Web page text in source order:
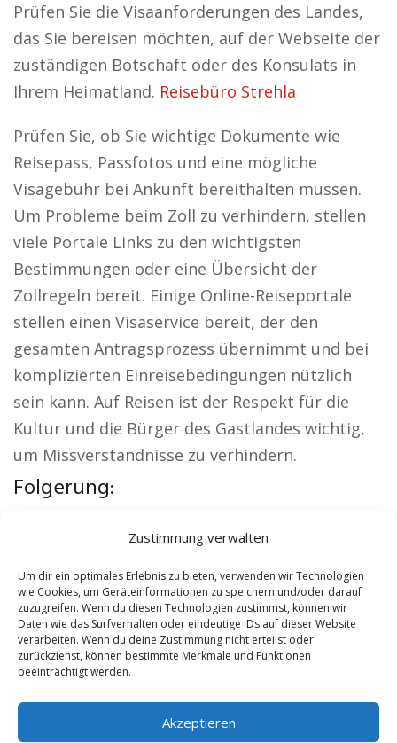
Zustimmung verwalten
Um dir ein optimales Erlebnis zu bieten, verwenden wir Technologien
wie Cookies, um Geräteinformationen zu speichern und/oder darauf
zuzugreifen. Wenn du diesen Technologien zustimmst, können wir
Daten wie das Surfverhalten oder eindeutige IDs auf dieser Website
verarbeiten. Wenn du deine Zustimmung nicht erteilst oder
zurückziehst, können bestimmte Merkmale und Funktionen
beeinträchtigt werden.
Akzeptieren
Prüfen Sie die Visaanforderungen des Landes,
das Sie bereisen möchten, auf der Webseite der
zuständigen Botschaft oder des Konsulats in
Ihrem Heimatland. Reisebüro Strehla
Prüfen Sie, ob Sie wichtige Dokumente wie
Reisepass, Passfotos und eine mögliche
Visagebühr bei Ankunft bereithalten müssen.
Um Probleme beim Zoll zu verhindern, stellen
viele Portale Links zu den wichtigsten
Bestimmungen oder eine Übersicht der
Zollregeln bereit. Einige Online-Reiseportale
stellen einen Visaservice bereit, der den
gesamten Antragsprozess übernimmt und bei
komplizierten Einreisebedingungen nützlich
sein kann. Auf Reisen ist der Respekt für die
Kultur und die Bürger des Gastlandes wichtig,
um Missverständnisse zu verhindern.
Folgerung:
Autovermietung Töging|Sicherheitsdienst
Töging|Hauskauf Töging|Hundeschule
Töging|Schamane Töging
Contents [show]
No tags for this post.